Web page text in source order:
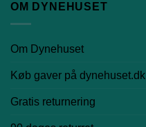
OM DYNEHUSET
Om Dynehuset
Køb gaver på dynehuset.dk
Gratis returnering